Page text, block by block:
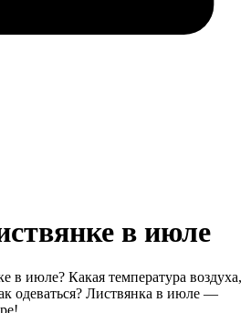
в июле
в июле? Какая температура воздуха,
одеваться? Листвянка в июле —